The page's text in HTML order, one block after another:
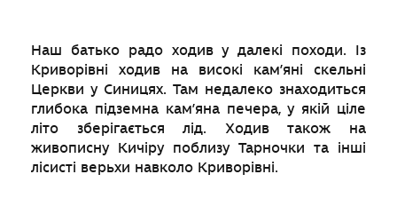
Наш батько радо ходив у далекі походи. Із
Криворівні ходив на високі кам’яні скельні
Церкви у Синицях. Там недалеко знаходиться
глибока підземна кам’яна печера, у якій ціле
літо зберігається лід. Ходив також на
живописну Кичіру поблизу Тарночки та інші
лісисті верьхи навколо Криворівні.